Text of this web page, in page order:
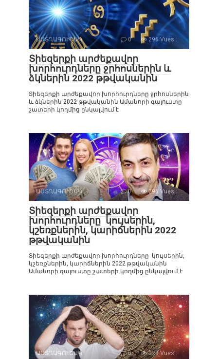
ԱՍՏՂԱԳՈՒՇԱԿ 0 296 Vues :
Տիեզերքի արժեքավոր
խորհուրդները ջրհոսներին և
ձկներին 2022 թթվականին
Տիեզերքի արժեքավոր խորհուրդները ջրհոսներին
և ձկներին 2022 թթվականին Ամանորի գալուստը
շատերի կողմից ընկալվում է
ԱՍՏՂԱԳՈՒՇԱԿ 0 296 Vues :
Տիեզերքի արժեքավոր
խորհուրդները կույսերին,
կշեռքներին, կարիճներին 2022
թթվականին
Տիեզերքի արժեքավոր խորհուրդները կույսերին,
կշեռքներին, կարիճներին 2022 թթվականին
Ամանորի գալուստը շատերի կողմից ընկալվում է
ԱՍՏՂԱԳՈՒՇԱԿ 0 323 Vues :